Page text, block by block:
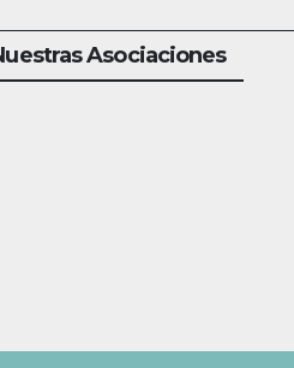
Asociaciones